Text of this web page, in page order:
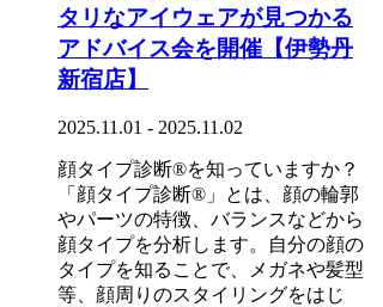
タリなアイウェアが見つかる
アドバイス会を開催【伊勢丹
新宿店】
2025.11.01 - 2025.11.02
顔タイプ診断®を知っていますか？
「顔タイプ診断®」とは、顔の輪郭
やパーツの特徴、バランスなどから
顔タイプを分析します。自分の顔の
タイプを知ることで、メガネや髪型
等、顔周りのスタイリングをはじ